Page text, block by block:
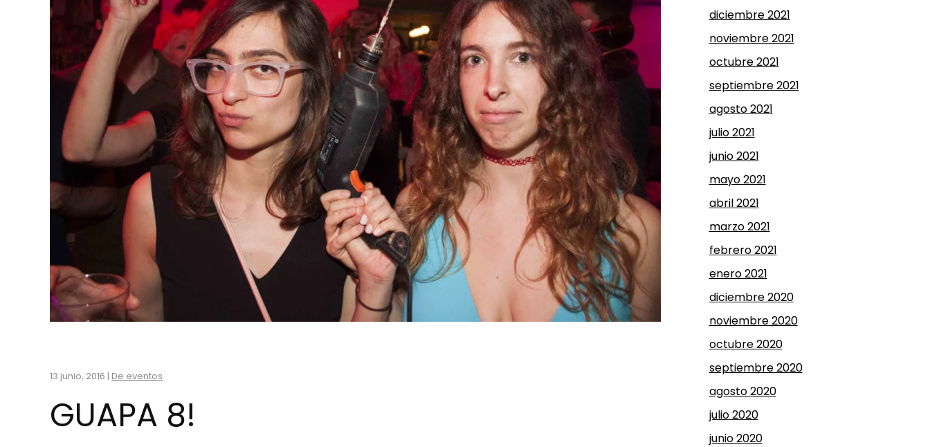
13 junio, 2016 | De eventos
GUAPA 8!
diciembre 2021
noviembre 2021
octubre 2021
septiembre 2021
agosto 2021
julio 2021
junio 2021
mayo 2021
abril 2021
marzo 2021
febrero 2021
enero 2021
diciembre 2020
noviembre 2020
octubre 2020
septiembre 2020
agosto 2020
julio 2020
junio 2020